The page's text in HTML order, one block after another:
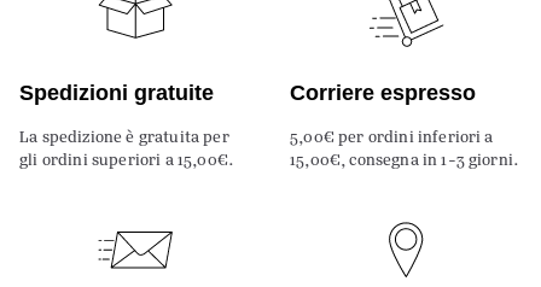
Spedizioni gratuite
La spedizione è gratuita per
gli ordini superiori a 15,00€.
Corriere espresso
5,00€ per ordini inferiori a
15,00€, consegna in 1-3 giorni.